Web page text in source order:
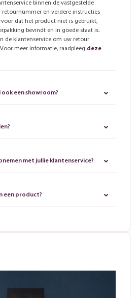
binnen de vastgestelde
en verdere instructies
dat het product niet is gebruikt,
bevindt en in goede staat is.
de klantenservice om uw retour
meer informatie, raadpleeg deze
een showroom?
met jullie klantenservice?
een product?